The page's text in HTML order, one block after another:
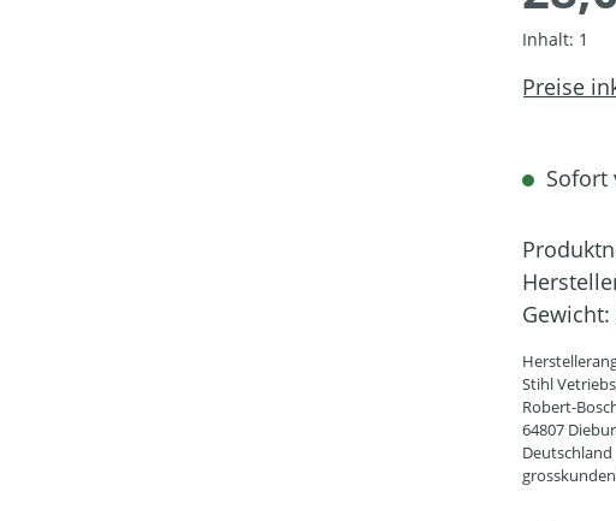
Inhalt: 1
Preise
Sofort
Gewicht:
Stihl
Robert-
64807
Deutschland